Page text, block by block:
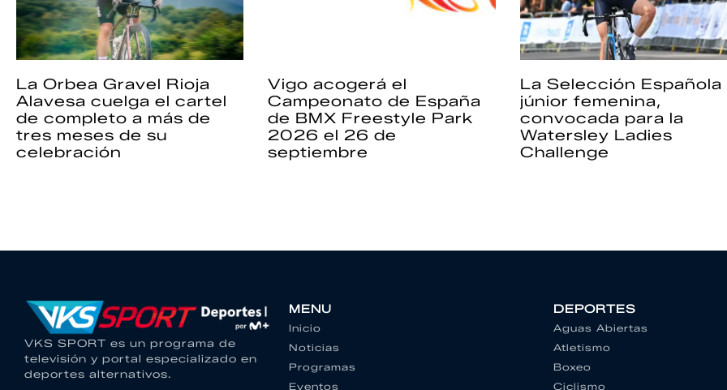
La Orbea Gravel Rioja
Alavesa cuelga el cartel
de completo a más de
tres meses de su
celebración
Vigo acogerá el
Campeonato de España
de BMX Freestyle Park
2026 el 26 de
septiembre
La Selección Española
júnior femenina,
convocada para la
Watersley Ladies
Challenge
VKS SPORT es un programa de
televisión y portal especializado en
deportes alternativos.
MENU
Inicio
Noticias
Programas
Eventos
DEPORTES
Aguas Abiertas
Atletismo
Boxeo
Ciclismo